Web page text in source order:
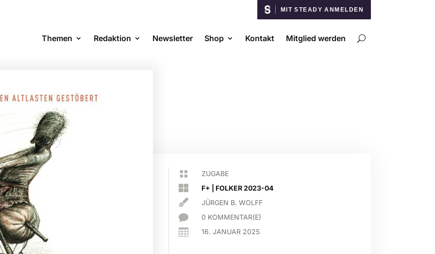
MIT STEADY ANMELDEN
Themen Redaktion Newsletter Shop Kontakt Mitglied werden
 ZUGABE
 F+ FOLKER 2023-04
 JÜRGEN B. WOLFF
 0 KOMMENTAR(E)
 16. JANUAR 2025